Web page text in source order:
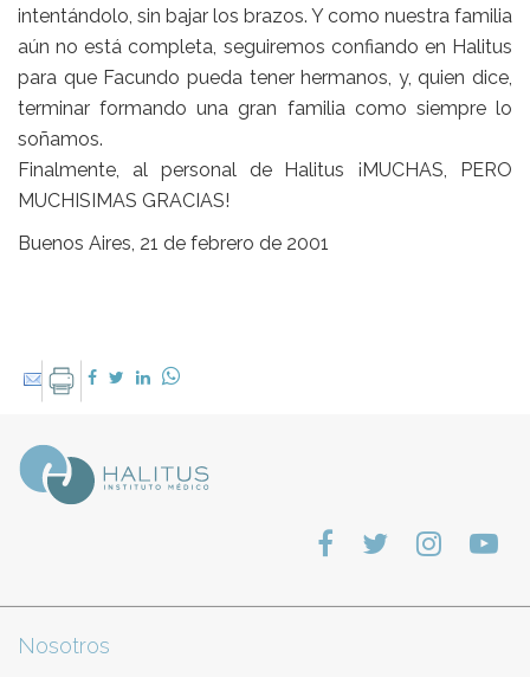
intentándolo, sin bajar los brazos. Y como nuestra familia
aún no está completa, seguiremos confiando en Halitus
para que Facundo pueda tener hermanos, y, quien dice,
terminar formando una gran familia como siempre lo
soñamos.
Finalmente, al personal de Halitus ¡MUCHAS, PERO
MUCHISIMAS GRACIAS!
Buenos Aires, 21 de febrero de 2001
Nosotros